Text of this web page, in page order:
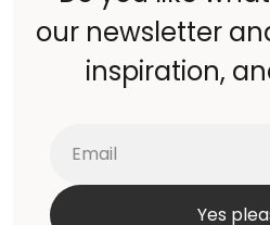
our newsletter
inspiration,